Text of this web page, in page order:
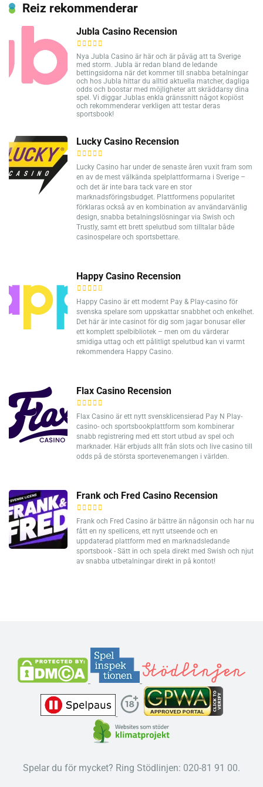
Reiz rekommenderar
Jubla Casino Recension
Nya Jubla Casino är här och är påväg att ta Sverige
med storm. Jubla är redan bland de ledande
bettingsidorna när det kommer till snabba betalningar
och hos Jubla hittar du alltid aktuella matcher, dagliga
odds och boostar med möjligheter att skräddarsy dina
spel. Vi diggar Jublas enkla gränssnitt något kopiöst
och rekommenderar verkligen att testar deras
sportsbook!
Lucky Casino Recension
Lucky Casino har under de senaste åren vuxit fram som
en av de mest välkända spelplattformarna i Sverige –
och det är inte bara tack vare en stor
marknadsföringsbudget. Plattformens popularitet
förklaras också av en kombination av användarvänlig
design, snabba betalningslösningar via Swish och
Trustly, samt ett brett spelutbud som tilltalar både
casinospelare och sportsbettare.
Happy Casino Recension
Happy Casino är ett modernt Pay & Play-casino för
svenska spelare som uppskattar snabbhet och enkelhet.
Det här är inte casinot för dig som jagar bonusar eller
ett komplett spelbibliotek – men om du värderar
smidiga uttag och ett pålitligt spelutbud kan vi varmt
rekommendera Happy Casino.
Flax Casino Recension
Flax Casino är ett nytt svensklicensierad Pay N Play-
casino- och sportsbookplattform som kombinerar
snabb registrering med ett stort utbud av spel och
marknader. Här erbjuds allt från slots och live casino till
odds på de största sportevenemangen i världen.
Frank och Fred Casino Recension
Frank och Fred Casino är bättre än någonsin och har nu
fått en ny spellicens, ett nytt utseende och en
uppdaterad plattform med en marknadsledande
sportsbook - Sätt in och spela direkt med Swish och njut
av snabba utbetalningar direkt in på kontot!
Spelar du för mycket? Ring Stödlinjen: 020-81 91 00.